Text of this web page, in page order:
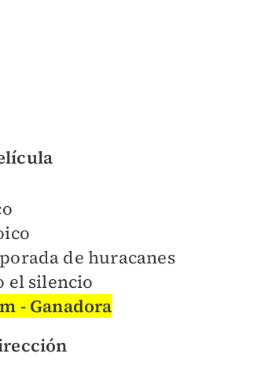
de huracanes
el silencio
- Ganadora